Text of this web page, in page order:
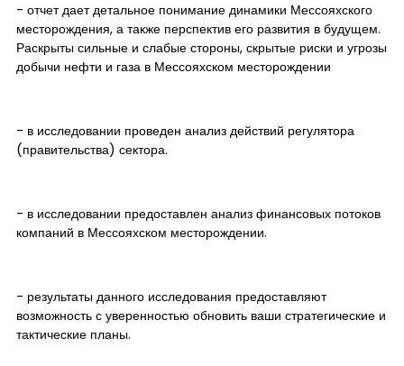
- отчет дает детальное понимание динамики Мессояхского
месторождения, а также перспектив его развития в будущем.
Раскрыты сильные и слабые стороны, скрытые риски и угрозы
добычи нефти и газа в Мессояхском месторождении
- в исследовании проведен анализ действий регулятора
(правительства) сектора.
- в исследовании предоставлен анализ финансовых потоков
компаний в Мессояхском месторождении.
- результаты данного исследования предоставляют
возможность с уверенностью обновить ваши стратегические и
тактические планы.